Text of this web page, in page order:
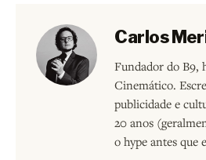
Carlos
Fundador do B9,
Cinemático.
publicidade e
20 anos
o hype antes que